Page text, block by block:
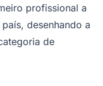
profissional a
desenhando a
de